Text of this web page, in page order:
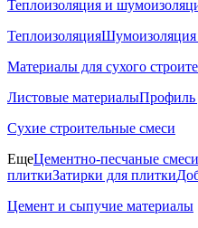
Теплоизоляция и
ТеплоизоляцияШумоизоляция
Материалы для сухого
Листовые материалыПрофиль
Сухие строительные смеси
ЕщеЦементно-песчаные смеси
плиткиЗатирки для плитки
Цемент и сыпучие материалы